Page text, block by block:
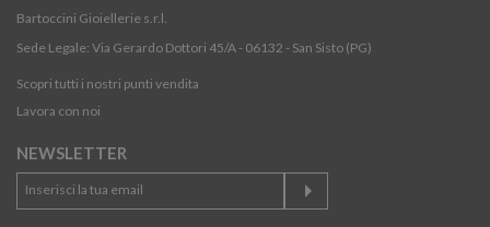
Bartoccini Gioiellerie s.r.l.
Sede Legale: Via Gerardo Dottori 45/A - 06132 - San Sisto (PG)
Scopri tutti i nostri punti vendita
Lavora con noi
NEWSLETTER